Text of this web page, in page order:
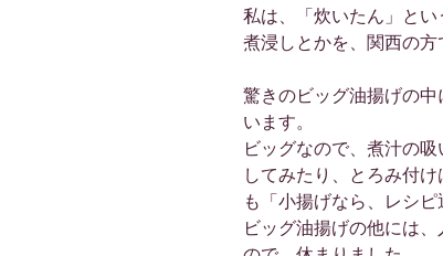
私は、「炊いたん」と
煮浸しとかを、関西の方
驚きのビッグ油揚げの
います。
ビッグなので、煮汁の
してみたり、とろみ付
も「小揚げなら、レシ
ビッグ油揚げの他には